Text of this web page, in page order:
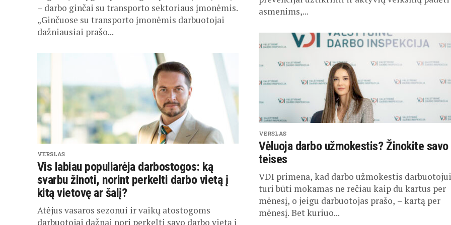
– darbo ginčai su transporto sektoriaus įmonėmis.
„Ginčuose su transporto įmonėmis darbuotojai
dažniausiai prašo...
VERSLAS
Vis labiau populiarėja darbostogos: ką
svarbu žinoti, norint perkelti darbo vietą į
kitą vietovę ar šalį?
Atėjus vasaros sezonui ir vaikų atostogoms
darbuotojai dažnai nori perkelti savo darbo vietą į
asmenims,...
VERSLAS
Vėluoja darbo užmokestis? Žinokite savo
teises
VDI primena, kad darbo užmokestis darbuotojui
turi būti mokamas ne rečiau kaip du kartus per
mėnesį, o jeigu darbuotojas prašo, – kartą per
mėnesį. Bet kuriuo...